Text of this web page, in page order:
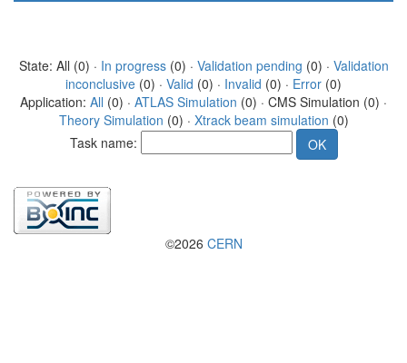
State: All (0) · In progress(0) · Validation pending (0) · Validation
inconclusive (0) · Valid (0) · Invalid (0) · Error (0)
Application: All (0) · ATLAS Simulation (0) · CMS Simulation (0) ·
Theory Simulation (0) · Xtrack beam simulation (0)
Task name:
©2026 CERN